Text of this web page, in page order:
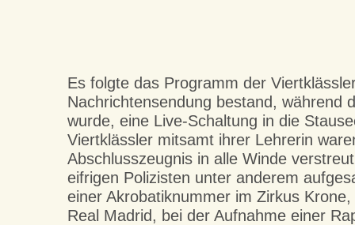
Es folgte das Programm der
Nachrichtensendung bestand, während
wurde, eine Live-Schaltung in die
Viertklässler mitsamt ihrer Lehrerin
Abschlusszeugnis in alle Winde
eifrigen Polizisten unter anderem
einer Akrobatiknummer im Zirkus
Real Madrid, bei der Aufnahme einer